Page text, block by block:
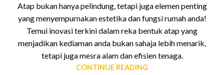
Atap bukan hanya pelindung, tetapi juga elemen penting
yang menyempurnakan estetika dan fungsi rumah anda!
Temui inovasi terkini dalam reka bentuk atap yang
menjadikan kediaman anda bukan sahaja lebih menarik,
tetapi juga mesra alam dan efisien tenaga.
CONTINUE READING